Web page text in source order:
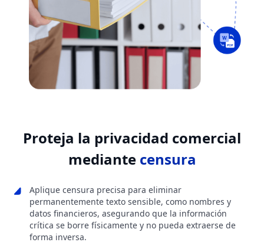
Proteja la privacidad comercial
mediante censura
Aplique censura precisa para eliminar
permanentemente texto sensible, como nombres y
datos financieros, asegurando que la información
crítica se borre físicamente y no pueda extraerse de
forma inversa.